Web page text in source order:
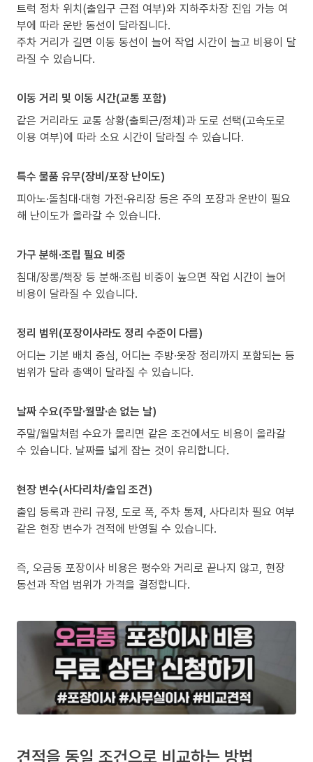
트럭 정차 위치(출입구 근접 여부)와 지하주차장 진입 가능 여
부에 따라 운반 동선이 달라집니다.
주차 거리가 길면 이동 동선이 늘어 작업 시간이 늘고 비용이 달
라질 수 있습니다.
이동 거리 및 이동 시간(교통 포함)
같은 거리라도 교통 상황(출퇴근/정체)과 도로 선택(고속도로
이용 여부)에 따라 소요 시간이 달라질 수 있습니다.
특수 물품 유무(장비/포장 난이도)
피아노·돌침대·대형 가전·유리장 등은 주의 포장과 운반이 필요
해 난이도가 올라갈 수 있습니다.
가구 분해·조립 필요 비중
침대/장롱/책장 등 분해·조립 비중이 높으면 작업 시간이 늘어
비용이 달라질 수 있습니다.
정리 범위(포장이사라도 정리 수준이 다름)
어디는 기본 배치 중심, 어디는 주방·옷장 정리까지 포함되는 등
범위가 달라 총액이 달라질 수 있습니다.
날짜 수요(주말·월말·손 없는 날)
주말/월말처럼 수요가 몰리면 같은 조건에서도 비용이 올라갈
수 있습니다. 날짜를 넓게 잡는 것이 유리합니다.
현장 변수(사다리차/출입 조건)
출입 등록과 관리 규정, 도로 폭, 주차 통제, 사다리차 필요 여부
같은 현장 변수가 견적에 반영될 수 있습니다.
즉, 오금동 포장이사 비용은 평수와 거리로 끝나지 않고, 현장
동선과 작업 범위가 가격을 결정합니다.
견적을 동일 조건으로 비교하는 방법